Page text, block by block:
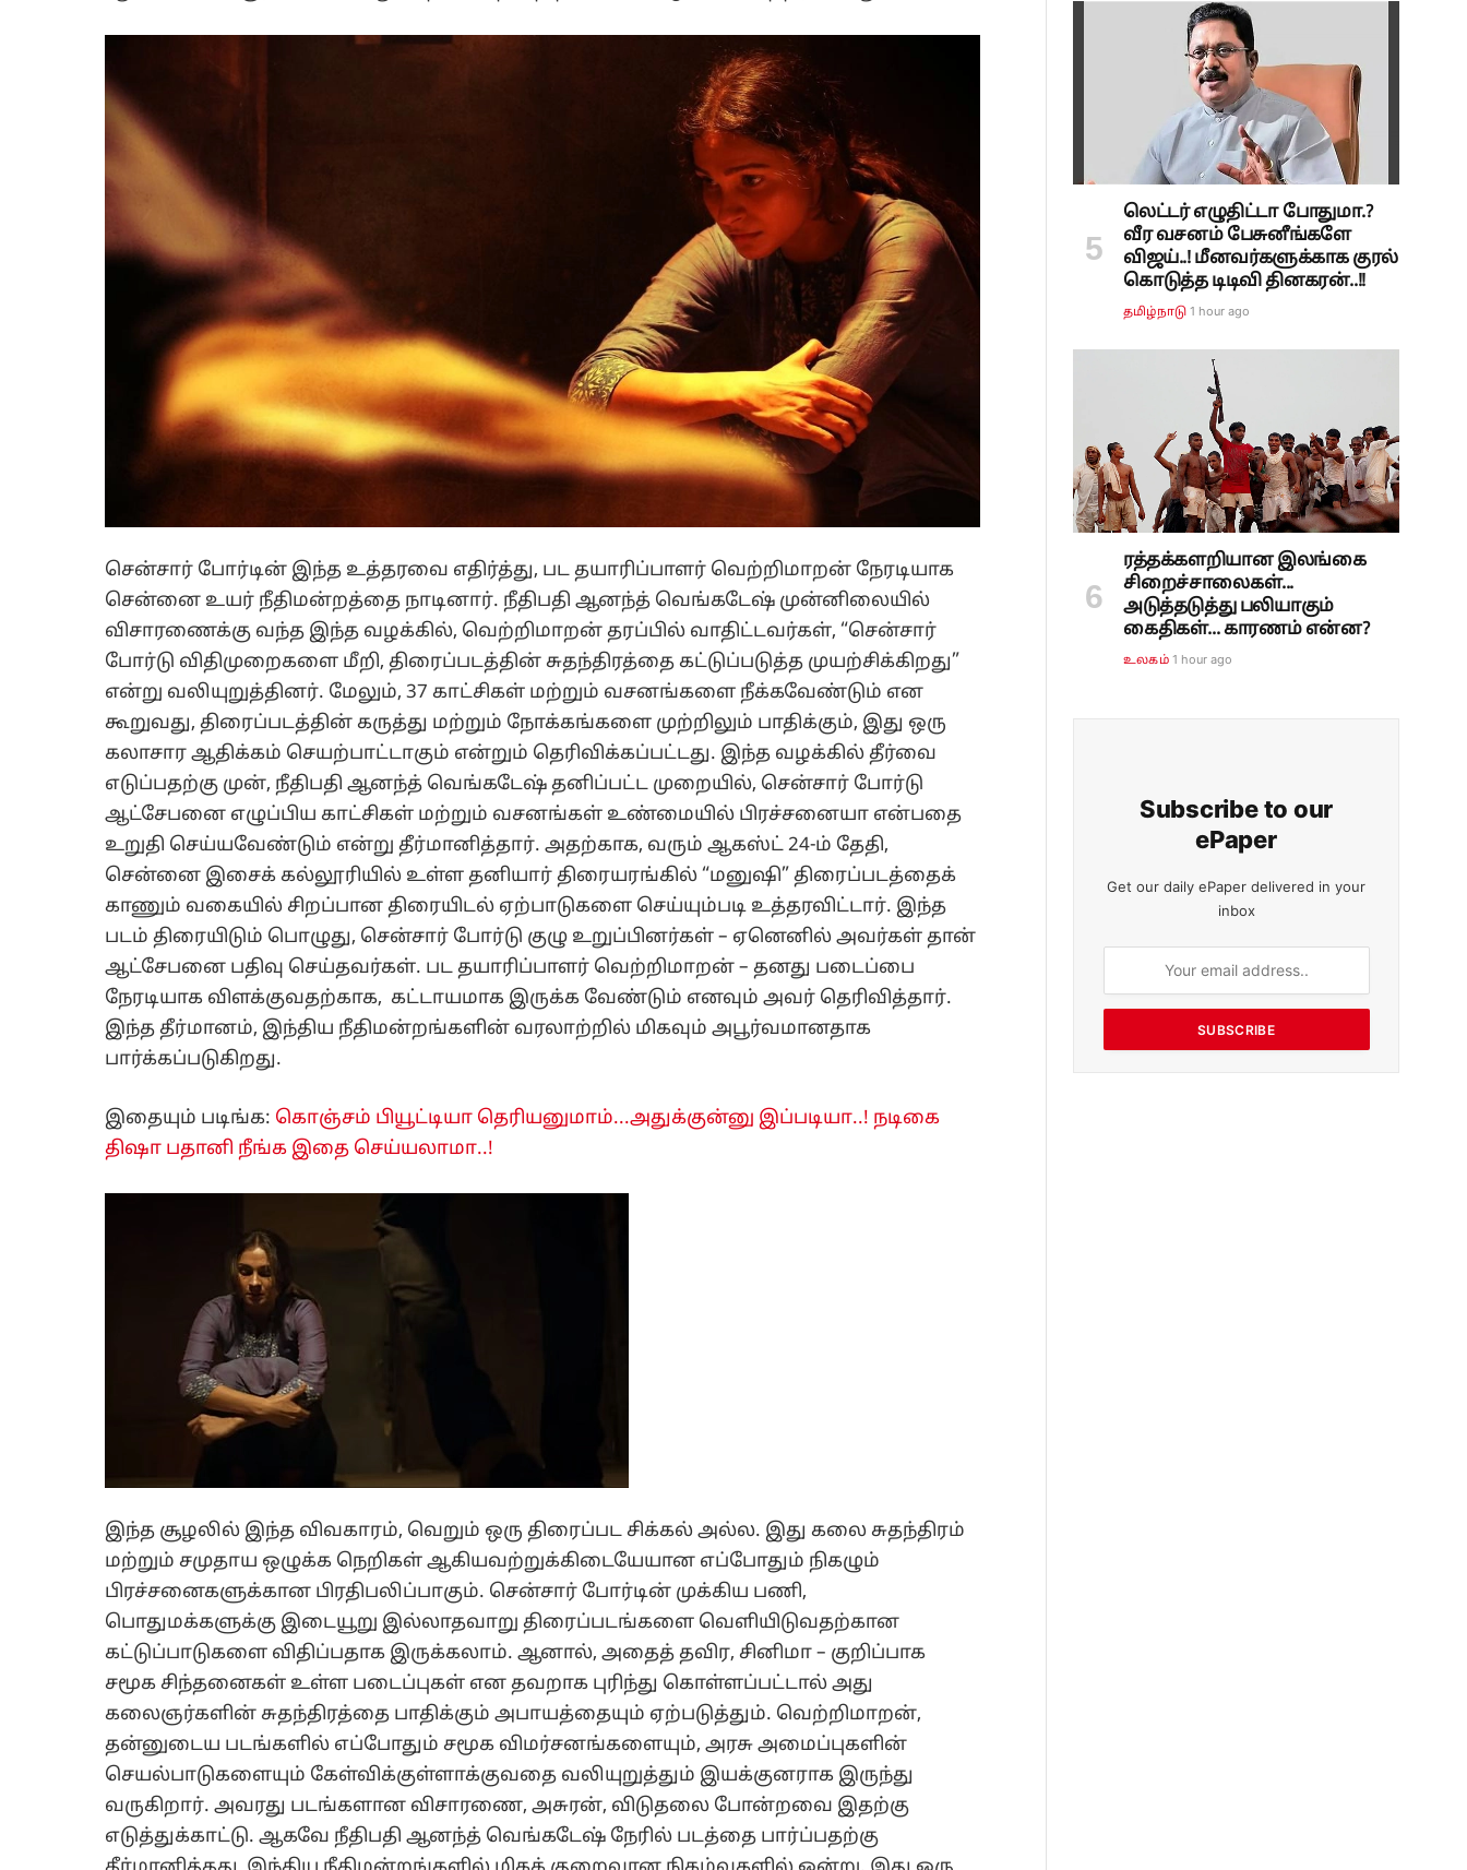
சென்சார் போர்டின் இந்த உத்தரவை எதிர்த்து, பட தயாரிப்பாளர் வெற்றிமாறன் நேரடியாக
சென்னை உயர் நீதிமன்றத்தை நாடினார். நீதிபதி ஆனந்த் வெங்கடேஷ் முன்னிலையில்
விசாரணைக்கு வந்த இந்த வழக்கில், வெற்றிமாறன் தரப்பில் வாதிட்டவர்கள், “சென்சார்
போர்டு விதிமுறைகளை மீறி, திரைப்படத்தின் சுதந்திரத்தை கட்டுப்படுத்த முயற்சிக்கிறது”
என்று வலியுறுத்தினர். மேலும், 37 காட்சிகள் மற்றும் வசனங்களை நீக்கவேண்டும் என
கூறுவது, திரைப்படத்தின் கருத்து மற்றும் நோக்கங்களை முற்றிலும் பாதிக்கும், இது ஒரு
கலாசார ஆதிக்கம் செயற்பாட்டாகும் என்றும் தெரிவிக்கப்பட்டது. இந்த வழக்கில் தீர்வை
எடுப்பதற்கு முன், நீதிபதி ஆனந்த் வெங்கடேஷ் தனிப்பட்ட முறையில், சென்சார் போர்டு
ஆட்சேபனை எழுப்பிய காட்சிகள் மற்றும் வசனங்கள் உண்மையில் பிரச்சனையா என்பதை
உறுதி செய்யவேண்டும் என்று தீர்மானித்தார். அதற்காக, வரும் ஆகஸ்ட் 24-ம் தேதி,
சென்னை இசைக் கல்லூரியில் உள்ள தனியார் திரையரங்கில் “மனுஷி” திரைப்படத்தைக்
காணும் வகையில் சிறப்பான திரையிடல் ஏற்பாடுகளை செய்யும்படி உத்தரவிட்டார். இந்த
படம் திரையிடும் பொழுது, சென்சார் போர்டு குழு உறுப்பினர்கள் – ஏனெனில் அவர்கள் தான்
ஆட்சேபனை பதிவு செய்தவர்கள். பட தயாரிப்பாளர் வெற்றிமாறன் – தனது படைப்பை
நேரடியாக விளக்குவதற்காக, கட்டாயமாக இருக்க வேண்டும் எனவும் அவர் தெரிவித்தார்.
இந்த தீர்மானம், இந்திய நீதிமன்றங்களின் வரலாற்றில் மிகவும் அபூர்வமானதாக
பார்க்கப்படுகிறது.
இதையும் படிங்க: கொஞ்சம் பியூட்டியா தெரியனுமாம்...அதுக்குன்னு இப்படியா..! நடிகை
திஷா பதானி நீங்க இதை செய்யலாமா..!
இந்த சூழலில் இந்த விவகாரம், வெறும் ஒரு திரைப்பட சிக்கல் அல்ல. இது கலை சுதந்திரம்
மற்றும் சமுதாய ஒழுக்க நெறிகள் ஆகியவற்றுக்கிடையேயான எப்போதும் நிகழும்
பிரச்சனைகளுக்கான பிரதிபலிப்பாகும். சென்சார் போர்டின் முக்கிய பணி,
பொதுமக்களுக்கு இடையூறு இல்லாதவாறு திரைப்படங்களை வெளியிடுவதற்கான
கட்டுப்பாடுகளை விதிப்பதாக இருக்கலாம். ஆனால், அதைத் தவிர, சினிமா – குறிப்பாக
சமூக சிந்தனைகள் உள்ள படைப்புகள் என தவறாக புரிந்து கொள்ளப்பட்டால் அது
கலைஞர்களின் சுதந்திரத்தை பாதிக்கும் அபாயத்தையும் ஏற்படுத்தும். வெற்றிமாறன்,
தன்னுடைய படங்களில் எப்போதும் சமூக விமர்சனங்களையும், அரசு அமைப்புகளின்
செயல்பாடுகளையும் கேள்விக்குள்ளாக்குவதை வலியுறுத்தும் இயக்குனராக இருந்து
வருகிறார். அவரது படங்களான விசாரணை, அசுரன், விடுதலை போன்றவை இதற்கு
எடுத்துக்காட்டு. ஆகவே நீதிபதி ஆனந்த் வெங்கடேஷ் நேரில் படத்தை பார்ப்பதற்கு
லெட்டர் எழுதிட்டா போதுமா.?
வீர வசனம் பேசுனீங்களே
விஜய்..! மீனவர்களுக்காக குரல்
கொடுத்த டிடிவி தினகரன்..!!
தமிழ்நாடு 1 hour ago
ரத்தக்களறியான இலங்கை
சிறைச்சாலைகள்...
அடுத்தடுத்து பலியாகும்
கைதிகள்... காரணம் என்ன?
உலகம் 1 hour ago
Subscribe to our
ePaper
Get our daily ePaper delivered in your
inbox
SUBSCRIBE